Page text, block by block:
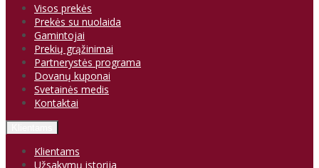
Visos prekės
Prekės su nuolaida
Gamintojai
Prekių grąžinimai
Partnerystės programa
Dovanų kuponai
Svetainės medis
Kontaktai
Klientams
Užsakymų istorija